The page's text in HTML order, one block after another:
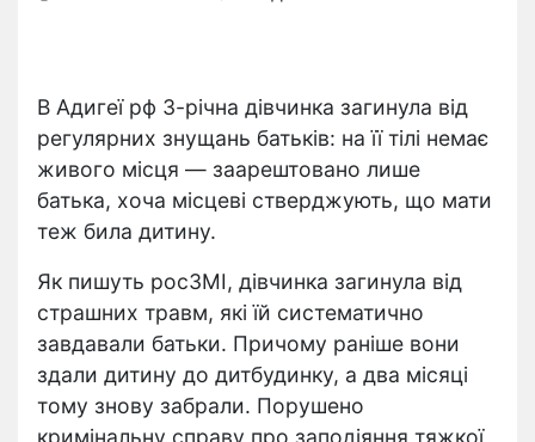
В Адигеї рф 3-річна дівчинка загинула від
регулярних знущань батьків: на її тілі немає
живого місця — заарештовано лише
батька, хоча місцеві стверджують, що мати
теж била дитину.
Як пишуть росЗМІ, дівчинка загинула від
страшних травм, які їй систематично
завдавали батьки. Причому раніше вони
здали дитину до дитбудинку, а два місяці
тому знову забрали. Порушено
кримінальну справу про заподіяння тяжкої